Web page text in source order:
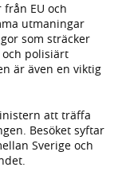
EU och
utmaningar
som sträcker
polisiärt
är även en viktig
att träffa
Besöket syftar
Sverige och